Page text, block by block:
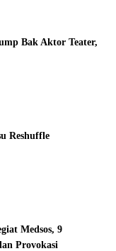
Bak Aktor Teater,
Reshuffle
Medsos, 9
Provokasi